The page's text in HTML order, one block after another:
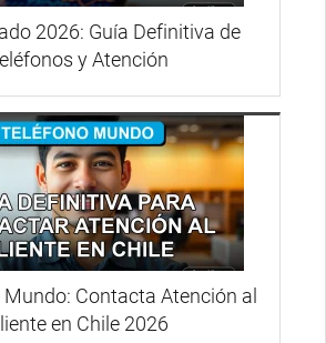
2026: Guía Definitiva de
y Atención
Contacta Atención al
en Chile 2026